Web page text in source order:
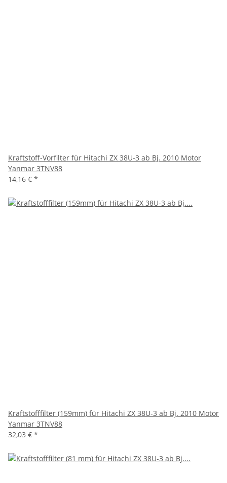
Kraftstoff-Vorfilter für Hitachi ZX 38U-3 ab Bj. 2010 Motor
Yanmar 3TNV88
14,16 € *
Kraftstofffilter (159mm) für Hitachi ZX 38U-3 ab Bj. 2010 Motor
Yanmar 3TNV88
32,03 € *